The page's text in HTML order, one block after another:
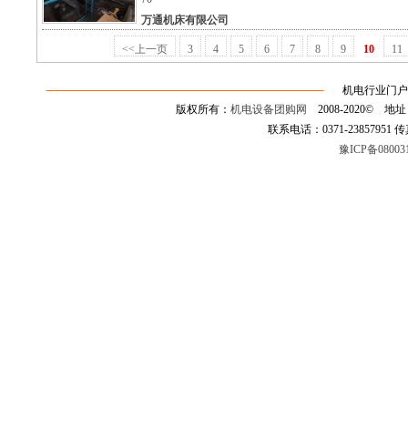
万通机床有限公司
<<上一页 3 4 5 6 7 8 9 10 11
机电行业门
版权所有： 机电设备团购网
2008-2020© 地址
联系电话：0371-23857951
豫ICP备